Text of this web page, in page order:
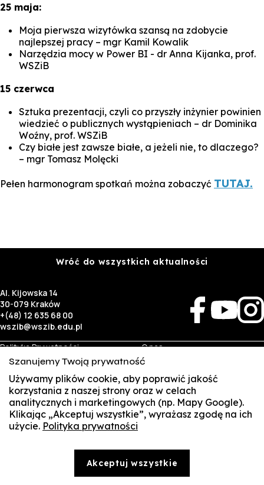
25 maja:
Moja pierwsza wizytówka szansą na zdobycie
najlepszej pracy – mgr Kamil Kowalik
Narzędzia mocy w Power BI - dr Anna Kijanka, prof.
WSZiB
15 czerwca
Sztuka prezentacji, czyli co przyszły inżynier powinien
wiedzieć o publicznych wystąpieniach – dr Dominika
Woźny, prof. WSZiB
Czy białe jest zawsze białe, a jeżeli nie, to dlaczego?
– mgr Tomasz Molęcki
Pełen harmonogram spotkań można zobaczyć TUTAJ.
Wróć do wszystkich aktualności
Al. Kijowska 14
30-079 Kraków
+(48) 12 635 68 00
wszib@wszib.edu.pl
Polityka Prywatności
RODO
Identyfikacja wizualna
O nas
Rekrutacja
Studia
Kontakt
Biznes
Wynajem sal
Targi pracy
Student
Multis Multum
Treści zawarte na stronie www.wszib.edu.pl oraz jej podstronach stanowią, o ile nie wskazano
Szanujemy Twoją prywatność
Używamy plików cookie, aby poprawić jakość
korzystania z naszej strony oraz w celach
analitycznych i marketingowych (np. Mapy Google).
Klikając „Akceptuj wszystkie”, wyrażasz zgodę na ich
użycie. Polityka prywatności
Akceptuj wszystkie